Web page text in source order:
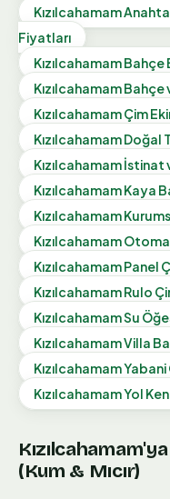
Kızılcahamam
Fiyatları
KızılcahamamBahçe
KızılcahamamBahçe
KızılcahamamÇim
KızılcahamamDoğal
Kızılcahamamİstinat
KızılcahamamKaya
Kızılcahamam
Kızılcahamam
KızılcahamamPanel
KızılcahamamRulo
KızılcahamamSu
KızılcahamamVilla
KızılcahamamYabani
KızılcahamamYol
Kızılcahamam
(Kum & Mıcır)